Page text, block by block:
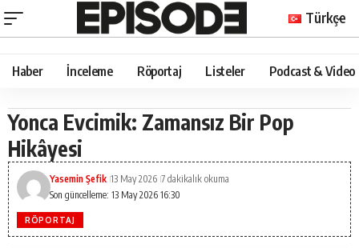
Türkçe
Haber İnceleme Röportaj Listeler Podcast & Video
Yonca Evcimik: Zamansız Bir Pop
Hikâyesi
Son güncelleme: 13 May 2026 16:30
Yasemin Şefik 13 May 2026 7 dakikalık okuma
RÖPORTAJ